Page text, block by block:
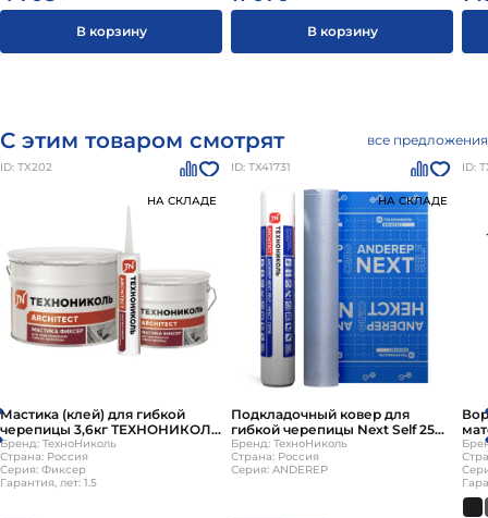
В корзину В корзину
С этим товаром смотрят все предложения
ID: ТХ202
НА СКЛАДЕ
Мастика (клей) для гибкой
черепицы 3,6кг ТЕХНОНИКОЛЬ
Шинглас Фиксер
Бренд: ТехноНиколь
Страна: Россия
Серия: Фиксер
Гарантия, лет: 1.5
ID: ТХ41731
НА СКЛАДЕ
Подкладочный ковер для
гибкой черепицы Next Self 25
кв.м./рул ТЕХНОНИКОЛЬ
Шинглас ANDEREP
Бренд: ТехноНиколь
Страна: Россия
Серия: ANDEREP
ID: